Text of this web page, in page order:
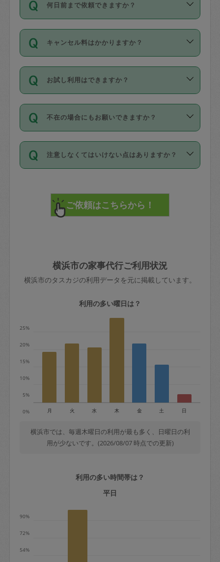
時間も被らない場合、損害保険の対象外
社員など様々なバックグラウンドの方が
登録しています。
日本語も話せる方など様々です。
ールに記載していますので、各自の得意
を依頼してください。
確認しています。タスカジさんトレーニ
ング動画を使ったセルフトレーニングの
現場トライアルを受け、合格したタスカ
ジさんが活動されています。
※テストセンターの講評は１件目のレビュ
参考
【詳細】タスカジさんの登録に際
を通して成立した作業時間内での作業に
適用されます。作業範囲は、掃除、洗
です。作業中に物を壊したり、人にけが
をさせたりした場合が対象で、補償金額
す。
写真を撮り、
詳細FAQ：
損害賠償保険について教えて
何日前まで依頼できますか？
ご依頼は、現在を起点に3日後（72時間
以降）の日時から受付可能となっていま
す。
タスカジさんへ「募集」をかけることが
可能です。
キャンセル料はかかりますか？
キャンセル料には、以下の2種類がありま
す。
1. 直前キャンセル（定期、スポット契約
共通）
72時間を超える※と、以下のキャンセル
料が発生します。
直前キャンセル料：
72時間前〜24時間前＝依頼料金の50%
依頼者不在による当日キャンセル＝依頼
金額の100%＋交通費全額
※例：依頼日時／土曜日午前9時開始の場
50%
金曜日9時～土曜日8時まで＝依頼金額の
＋交通費全額
依頼者不在による当日キャンセル＝依頼
金額の100%＋交通費全額
定期契約をキャンセルする場合、毎週定
期は月2回まで隔週定期は月1回までキャ
お試し利用はできますか？
「お試し利用」というメニューはありま
せんが、「一回のみ」依頼を活用するこ
とによって、気に入ったタスカジさんを
まず、条件の合う気になるタスカジさ
みてください。
その後、一番気に入ったタスカジさんに
不在の場合にもお願いできますか？
不在の場合の作業はタスカジさんの同意
が必要です。数回の依頼ののち、タスカ
ジさんと依頼者の間で十分な信頼関係が
てください。
不在時に部屋に入るためにタスカジさん
きた場合は損害保険の対象外となるので
ご注意ください。
注意しなくてはいけない点はありますか？
で、必ず鍵のかかるロッカーや金庫に入
れて依頼者の責任の元管理するよう心掛
けてください。
玉、など
あわせてこちらも参照ください：初めて
はありますか？
横浜市の家事代行ご利用状況
横浜市のタスカジの利用データを元に掲載しています。
利用の多い曜日は？
0%
5%
10%
15%
20%
25%
月 火 水 木 金 土 日
横浜市では、毎週木曜日の利用が最も多く、日曜日の利
用が少ないです。(2026/08/07 時点での更新)
利用の多い時間帯は？
平日
54%
72%
90%